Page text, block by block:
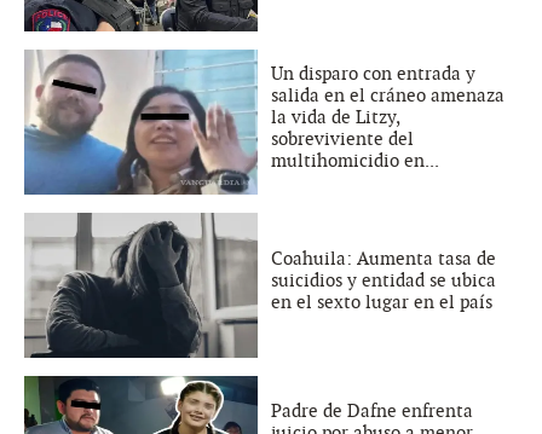
Un disparo con entrada y
salida en el cráneo amenaza
la vida de Litzy,
sobreviviente del
multihomicidio en...
Coahuila: Aumenta tasa de
suicidios y entidad se ubica
en el sexto lugar en el país
Padre de Dafne enfrenta